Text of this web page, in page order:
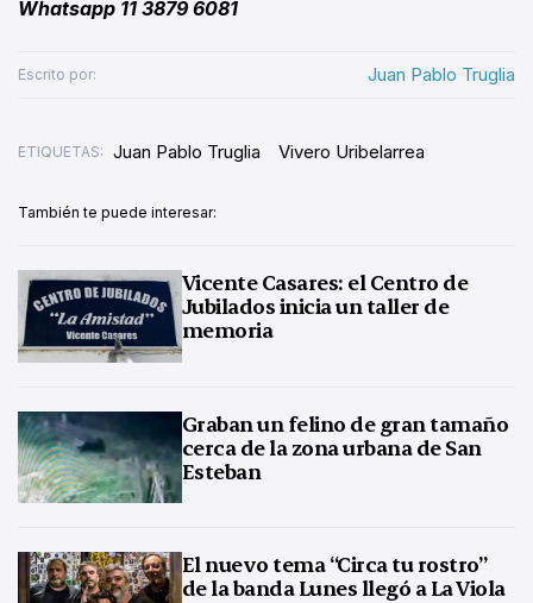
Whatsapp 11 3879 6081
Escrito por: Juan Pablo Truglia
ETIQUETAS: Juan Pablo Truglia Vivero Uribelarrea
También te puede interesar:
Vicente Casares: el Centro de
Jubilados inicia un taller de
memoria
Graban un felino de gran tamaño
cerca de la zona urbana de San
Esteban
El nuevo tema “Circa tu rostro”
de la banda Lunes llegó a La Viola